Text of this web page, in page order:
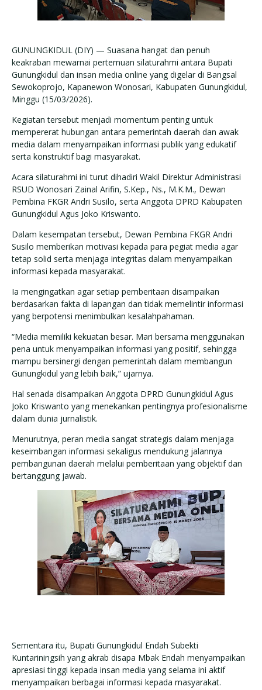
GUNUNGKIDUL (DIY) — Suasana hangat dan penuh
keakraban mewarnai pertemuan silaturahmi antara Bupati
Gunungkidul dan insan media online yang digelar di Bangsal
Sewokoprojo, Kapanewon Wonosari, Kabupaten Gunungkidul,
Minggu (15/03/2026).
Kegiatan tersebut menjadi momentum penting untuk
mempererat hubungan antara pemerintah daerah dan awak
media dalam menyampaikan informasi publik yang edukatif
serta konstruktif bagi masyarakat.
Acara silaturahmi ini turut dihadiri Wakil Direktur Administrasi
RSUD Wonosari Zainal Arifin, S.Kep., Ns., M.K.M., Dewan
Pembina FKGR Andri Susilo, serta Anggota DPRD Kabupaten
Gunungkidul Agus Joko Kriswanto.
Dalam kesempatan tersebut, Dewan Pembina FKGR Andri
Susilo memberikan motivasi kepada para pegiat media agar
tetap solid serta menjaga integritas dalam menyampaikan
informasi kepada masyarakat.
Ia mengingatkan agar setiap pemberitaan disampaikan
berdasarkan fakta di lapangan dan tidak memelintir informasi
yang berpotensi menimbulkan kesalahpahaman.
“Media memiliki kekuatan besar. Mari bersama menggunakan
pena untuk menyampaikan informasi yang positif, sehingga
mampu bersinergi dengan pemerintah dalam membangun
Gunungkidul yang lebih baik,” ujarnya.
Hal senada disampaikan Anggota DPRD Gunungkidul Agus
Joko Kriswanto yang menekankan pentingnya profesionalisme
dalam dunia jurnalistik.
Menurutnya, peran media sangat strategis dalam menjaga
keseimbangan informasi sekaligus mendukung jalannya
pembangunan daerah melalui pemberitaan yang objektif dan
bertanggung jawab.
Sementara itu, Bupati Gunungkidul Endah Subekti
Kuntariningsih yang akrab disapa Mbak Endah menyampaikan
apresiasi tinggi kepada insan media yang selama ini aktif
menyampaikan berbagai informasi kepada masyarakat.